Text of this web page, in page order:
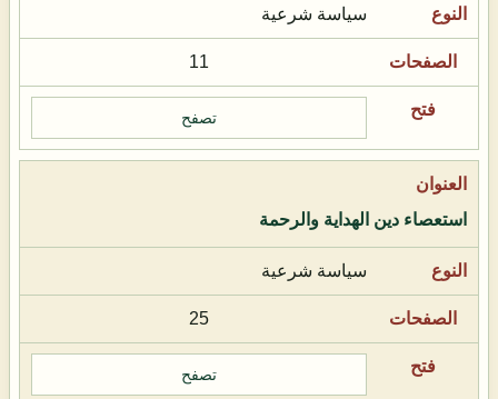
سياسة شرعية
11
تصفح
استعصاء دين الهداية والرحمة
سياسة شرعية
25
تصفح